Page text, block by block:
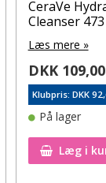
til ønskeseddel
CeraVe
Cleanser
Læs mere »
DKK 109,00
Klubpris: DKK
På lager
Læg i